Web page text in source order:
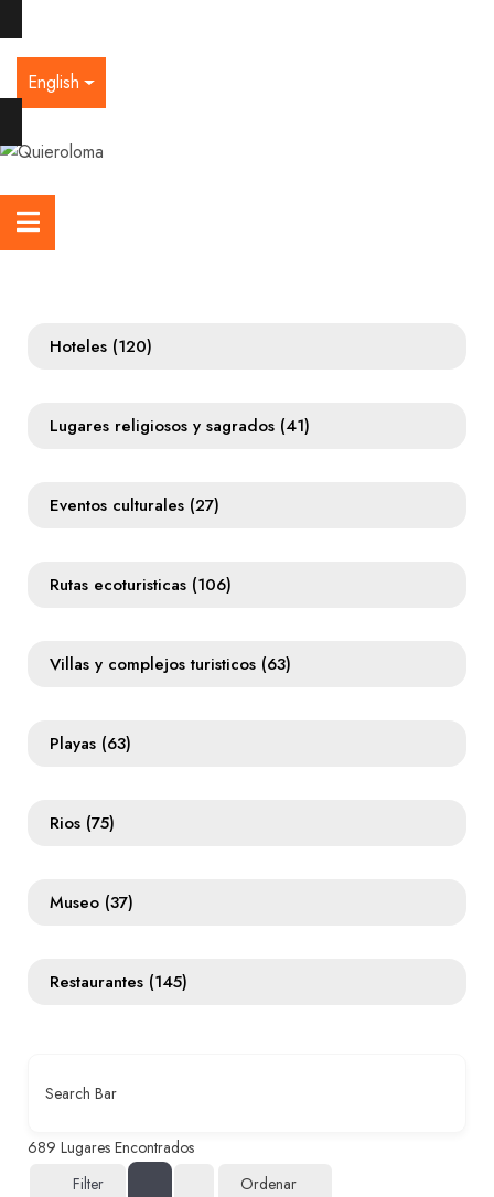
English
Hoteles (120)
Lugares religiosos y sagrados (41)
Eventos culturales (27)
Rutas ecoturisticas (106)
Villas y complejos turisticos (63)
Playas (63)
Rios (75)
Museo (37)
Restaurantes (145)
Search Bar
689 Lugares Encontrados
Filter
Ordenar